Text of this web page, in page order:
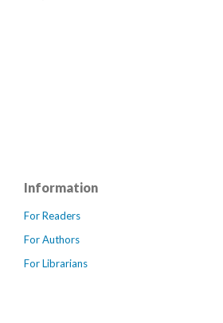
Information
For Readers
For Authors
For Librarians